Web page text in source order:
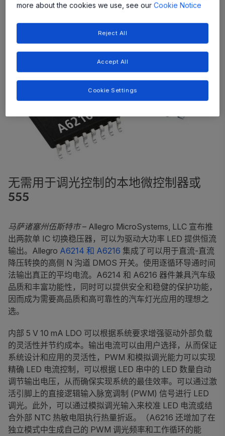
无需用于调光控制的本地微控制器或
555
马萨诸塞州伍斯特市– Allegro MicroSystems, LLC 宣布推
出两款单 IC 切换稳压器，可以为驱动大功率 LED 提供恒流
输出。Allegro A6214 和 A6216 集成了可以用于直流-直流
降压转换的高侧 N 沟道 DMOS 开关。使用逐循环导通时间
法输出真正的平均电流。A6214 和 A6216 器件兼具汽车级
品质和丰富功能性，同时可以提供安全和稳健的保护功能，
因而成为需要高品质和高可靠性的汽车灯光应用的理想之
选。
内部 5 V 10 mA LDO 可以根据系统要求增强驱动外部负载
的灵活性并节约成本。输出电流可以由用户选择，从而保证
系统设计和应用的灵活性，PWM 和模拟调光能力可以实现
精确 LED 电流控制，可以根据 LED 串中的 LED 数量自动
调节输出电压，从而确保实现系统的最佳效率。可以通过激
活引脚上的直接逻辑输入脉宽调制 (PWM) 信号进行 LED
调光。此外，可以通过模拟调光输入来校准 LED 电流或结
合外部 NTC 热敏电阻执行热量折返。（A6216 还增加了在
独立模式中生成自己的 PWM 调光频率和工作循环的能
more about the cookies we use, see ourCookie Notice
Reject All
Accept All
Cookie Settings